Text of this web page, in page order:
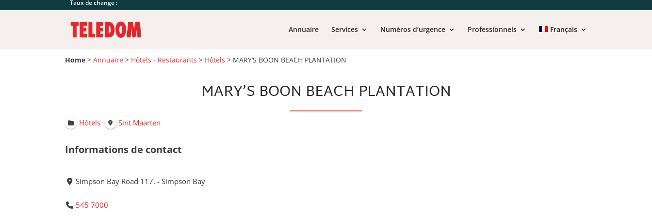
Taux de change :
Annuaire Services Numéros d’urgence Professionnels Français
Home >Annuaire > Hôtels - Restaurants > Hôtels > MARY’S BOON BEACH PLANTATION
MARY’S BOON BEACH PLANTATION
Hôtels Sint Maarten
Informations de contact
Simpson Bay Road 117. - Simpson Bay
545 7000